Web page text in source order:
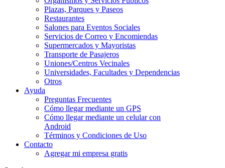
Plazas, Parques y Paseos
Restaurantes
Salones para Eventos Sociales
Servicios de Correo y Encomiendas
Supermercados y Mayoristas
Transporte de Pasajeros
Uniones/Centros Vecinales
Universidades, Facultades y Dependencias
Otros
Ayuda
Preguntas Frecuentes
Cómo llegar mediante un GPS
Cómo llegar mediante un celular con
Android
Términos y Condiciones de Uso
Contacto
Agregar mi empresa gratis